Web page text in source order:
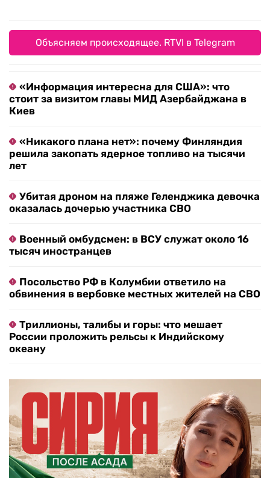
Объясняем происходящее. RTVI в Telegram
«Информация интересна для США»: что
стоит за визитом главы МИД Азербайджана в
Киев
«Никакого плана нет»: почему Финляндия
решила закопать ядерное топливо на тысячи
лет
Убитая дроном на пляже Геленджика девочка
оказалась дочерью участника СВО
Военный омбудсмен: в ВСУ служат около 16
тысяч иностранцев
Посольство РФ в Колумбии ответило на
обвинения в вербовке местных жителей на СВО
Триллионы, талибы и горы: что мешает
России проложить рельсы к Индийскому
океану